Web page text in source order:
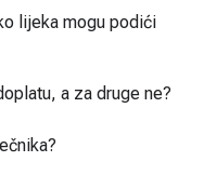
lijeka mogu podići
a za druge ne?